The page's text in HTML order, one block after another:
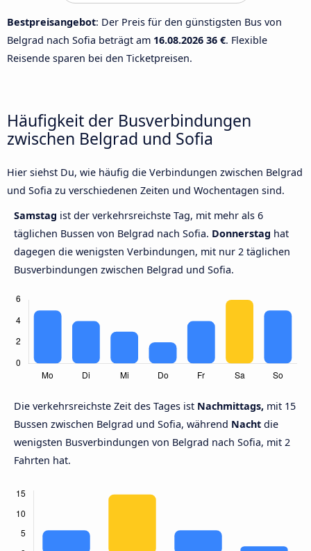
Bestpreisangebot: Der Preis für den günstigsten Bus von
Belgrad nach Sofia beträgt am 16.08.2026 36 €. Flexible
Reisende sparen bei den Ticketpreisen.
Häufigkeit der Busverbindungen
zwischen Belgrad und Sofia
Hier siehst Du, wie häufig die Verbindungen zwischen Belgrad
und Sofia zu verschiedenen Zeiten und Wochentagen sind.
Samstag ist der verkehrsreichste Tag, mit mehr als 6
täglichen Bussen von Belgrad nach Sofia. Donnerstag hat
dagegen die wenigsten Verbindungen, mit nur 2 täglichen
Busverbindungen zwischen Belgrad und Sofia.
Die verkehrsreichste Zeit des Tages ist Nachmittags, mit 15
Bussen zwischen Belgrad und Sofia, während Nacht die
wenigsten Busverbindungen von Belgrad nach Sofia, mit 2
Fahrten hat.